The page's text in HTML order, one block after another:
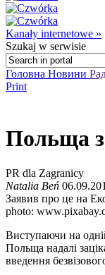
Kanały internetowe »
Szukaj w serwisie
Головна Новини
Print
Польща
PR dla Zagranicy
Natalia Beń
Заявив про це на
photo:
Виступаючи на
Польща надалі
введення